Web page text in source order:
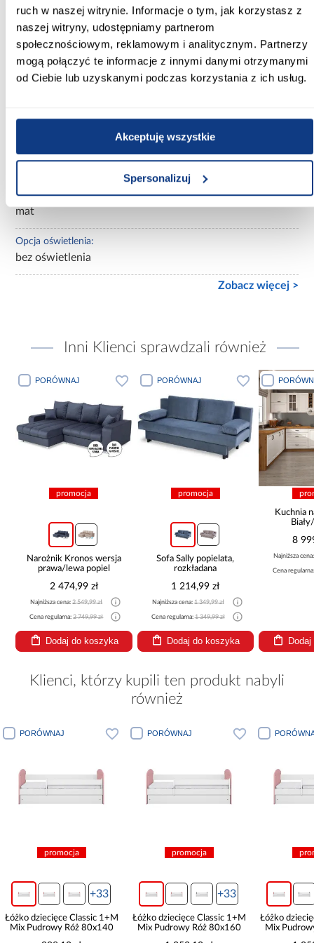
ruch w naszej witrynie. Informacje o tym, jak korzystasz z
naszej witryny, udostępniamy partnerom
społecznościowym, reklamowym i analitycznym. Partnerzy
mogą połączyć te informacje z innymi danymi otrzymanymi
od Ciebie lub uzyskanymi podczas korzystania z ich usług.
Akceptuję wszystkie
Spersonalizuj
Materac w komplecie:
Z materacem
Stelaż w komplecie:
tak
nietapicerowane
płyta wiórowa laminowana
Wykończenie:
mat
Opcja oświetlenia:
bez oświetlenia
Zobacz więcej >
Inni Klienci sprawdzali również
PORÓWNAJ
promocja
Narożnik Kronos wersja
prawa/lewa popiel
2 474,99 zł
Najniższa cena:2 549,99 zł
Cena regularna:2 749,99 zł
Dodaj do koszyka
PORÓWNAJ
promocja
Sofa Sally popielata,
rozkładana
1 214,99 zł
Najniższa cena:1 349,99 zł
Cena regularna:1 349,99 zł
Dodaj do koszyka
Kuchnia
8
Najniższa
Cena
Klienci, którzy kupili ten produkt nabyli
również
PORÓWNAJ
promocja
+33
Łóżko dziecięce Classic 1+M
Mix Pudrowy Róż 80x140
PORÓWNAJ
promocja
+33
Łóżko dziecięce Classic 1+M
Mix Pudrowy Róż 80x160
Łóżko
Mix